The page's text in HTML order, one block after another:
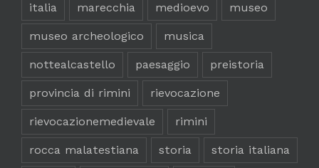
italia marecchia medioevo museo
museo archeologico musica
nottealcastello paesaggio preistoria
provincia di rimini rievocazione
rievocazionemedievale rimini
rocca malatestiana storia storia italiana